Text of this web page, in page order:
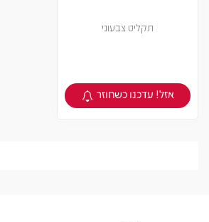
תקליט צבעוני
צפיה במוצר
אזל! עדכנו כשחוזר